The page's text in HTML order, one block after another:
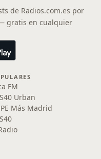
de Radios.com.es por
gratis en cualquier
FM
Urban
Más Madrid